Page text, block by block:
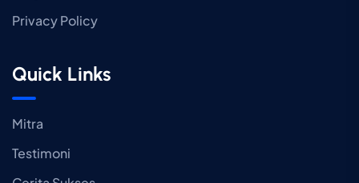
Privacy Policy
Quick Links
Mitra
Testimoni